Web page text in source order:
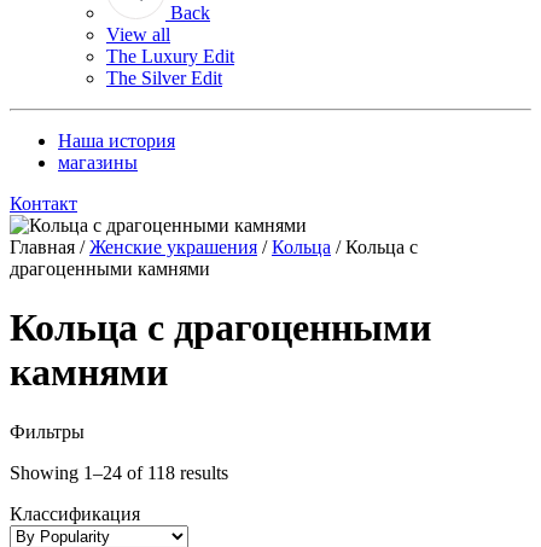
Back
View all
The Luxury Edit
The Silver Edit
Наша история
магазины
Контакт
Главная /Женские украшения /Кольца /Кольца с
драгоценными камнями
Кольца с драгоценными
камнями
Фильтры
Showing 1–24 of 118 results
Классификация